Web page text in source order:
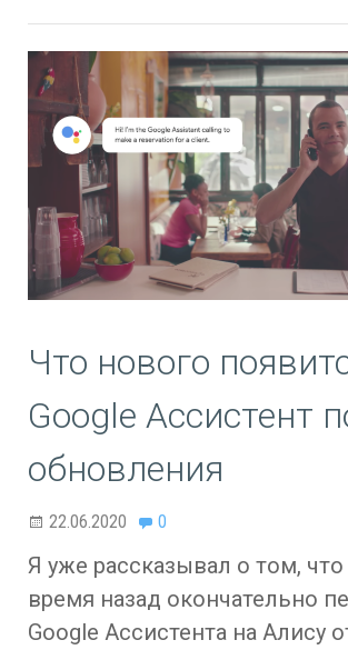
Что нового
Google Ассистент
обновления
22.06.2020 0
Я уже рассказывал о том,
время назад окончательно
Google Ассистента на Алису